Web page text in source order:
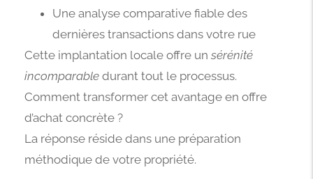
Une analyse comparative fiable des
dernières transactions dans votre rue
Cette implantation locale offre un sérénité
incomparable durant tout le processus.
Comment transformer cet avantage en offre
d’achat concrète ?
La réponse réside dans une préparation
méthodique de votre propriété.